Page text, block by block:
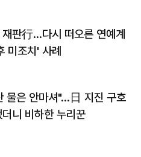
재판行…다시 떠오른 연예계
미조치' 사례
물은 안마셔"…日 지진 구호
니 비하한 누리꾼